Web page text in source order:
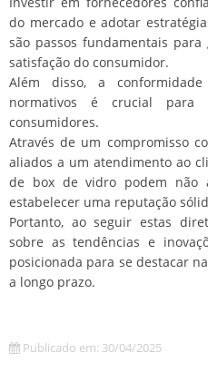
do mercado e adotar
são passos fundamentais
satisfação do consumidor.
Além disso, a
normativos é crucial
consumidores.
Através de um compromisso
aliados a um atendimento ao
de box de vidro podem não
estabelecer uma reputação
Portanto, ao seguir estas
sobre as tendências e
posicionada para se destacar
a longo prazo.
Publicado em: 30/04/2025